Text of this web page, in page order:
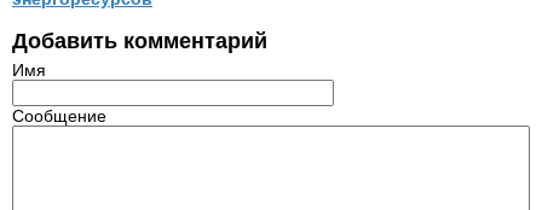
Добавить комментарий
Имя
Сообщение